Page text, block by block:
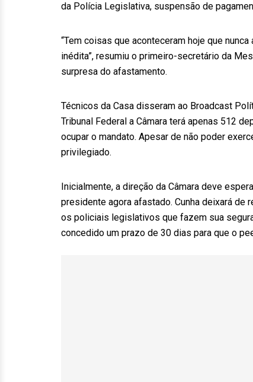
da Polícia Legislativa, suspensão de
“Tem coisas que aconteceram hoje que
inédita”, resumiu o primeiro-secretário da
surpresa do afastamento.
Técnicos da Casa disseram ao Broadcast
Tribunal Federal a Câmara terá apenas 512
ocupar o mandato. Apesar de não poder
privilegiado.
Inicialmente, a direção da Câmara deve
presidente agora afastado. Cunha deixará de
os policiais legislativos que fazem sua
concedido um prazo de 30 dias para que o